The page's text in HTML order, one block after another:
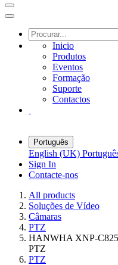
Inicio
Produtos
Eventos
Formação
Suporte
Contactos
Português
English (UK)
Sign In
Contacte-nos
All products
Soluções de Vídeo
Câmaras
PTZ
HANWHA XNP-
PTZ
PTZ